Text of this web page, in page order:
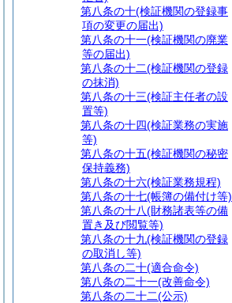
第八条の十(検証機関の登録事
項の変更の届出)
第八条の十一(検証機関の廃業
等の届出)
第八条の十二(検証機関の登録
の抹消)
第八条の十三(検証主任者の設
置等)
第八条の十四(検証業務の実施
等)
第八条の十五(検証機関の秘密
保持義務)
第八条の十六(検証業務規程)
第八条の十七(帳簿の備付け等)
第八条の十八(財務諸表等の備
置き及び閲覧等)
第八条の十九(検証機関の登録
の取消し等)
第八条の二十(適合命令)
第八条の二十一(改善命令)
第八条の二十二(公示)